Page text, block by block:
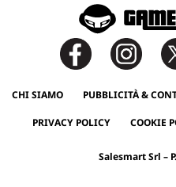
CHI SIAMO PUBBLICITÀ &
PRIVACY POLICY COOKIE
Salesmart Srl –